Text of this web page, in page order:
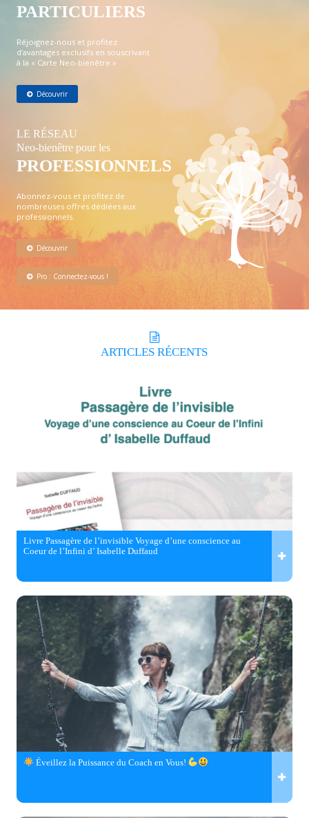
PARTICULIERS
Réjoignez-nous et profitez
d’avantages exclusifs en souscrivant
à la « Carte Neo-bienêtre »
Découvrir
LE RÉSEAU
Neo-bienêtre pour les
PROFESSIONNELS
Abonnez-vous et profitez de
nombreuses offres dédiées aux
professionnels.
Découvrir
Pro : Connectez-vous !
ARTICLES RÉCENTS
Livre Passagère de l’invisible Voyage d’une conscience au
Coeur de l’Infini d’ Isabelle Duffaud
Éveillez la Puissance du Coach en Vous!